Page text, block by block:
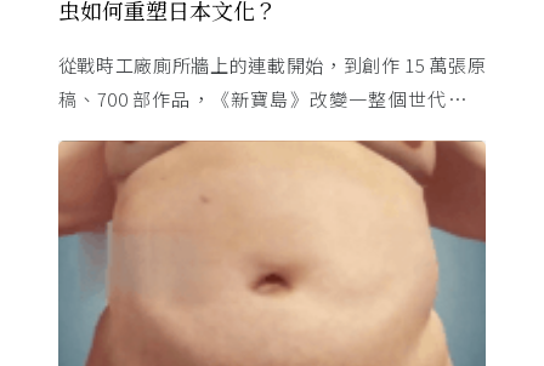
虫如何重塑日本文化？
從戰時工廠廁所牆上的連載開始，到創作 15 萬張原
稿、700 部作品，《新寶島》改變一整個世代的命
改寫日本的文化 ...